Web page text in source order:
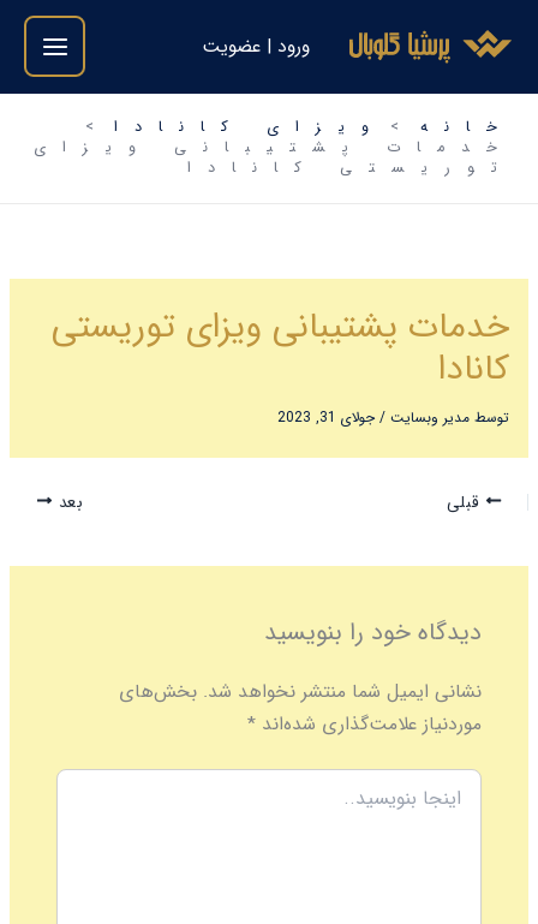
ورود | عضویت
خانه
ویزای کانادا
خدمات پشتیبانی ویزای
توریستی کانادا
خدمات پشتیبانی ویزای توریستی
کانادا
توسط مدیر وبسایت / جولای 31, 2023
قبلی بعد
دیدگاه‌ خود را بنویسید
نشانی ایمیل شما منتشر نخواهد شد. بخش‌های
موردنیاز علامت‌گذاری شده‌اند*
اینجا
بنویسید..